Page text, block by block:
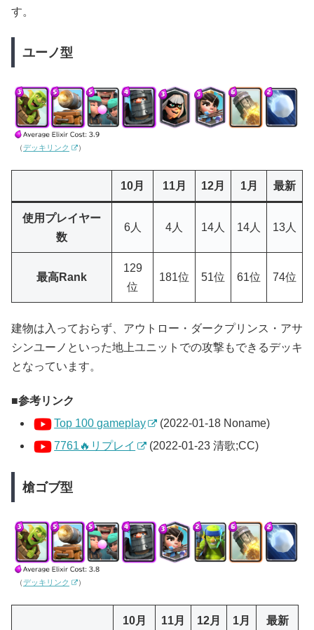
す。
ユーノ型
（デッキリンク ）
10月 11月 12月 1月 最新
使用プレイヤー
数
6人 4人 14人 14人 13人
最高Rank
129
位
181位 51位 61位 74位
建物は入っておらず、アウトロー・ダークプリンス・アサ
シンユーノといった地上ユニットでの攻撃もできるデッキ
となっています。
参考リンク
Top 100 gameplay
(2022-01-18 Noname)
7761🔥リプレイ
(2022-01-23 清歌;CC)
槍ゴブ型
（デッキリンク ）
10月 11月 12月 1月 最新